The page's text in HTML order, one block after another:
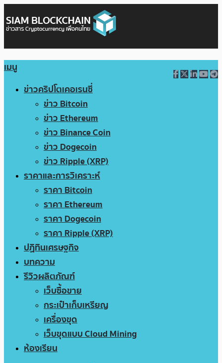
เมนู
ข่าวคริปโตเคอเรนซี่
ข่าว Bitcoin
ข่าว Ethereum
ข่าว Binance Coin
ข่าว Dogecoin
ข่าว Ripple (XRP)
ราคาและการวิเคราะห์
ราคา Bitcoin
ราคา Ethereum
ราคา Dogecoin
ราคา Ripple (XRP)
ปฏิทินเศรษฐกิจ
บทความ
รีวิวผลิตภัณฑ์
เว็บซื้อขาย
กระเป๋าเก็บเหรียญ
เครื่องขุด
เว็บขุดแบบ Cloud Mining
ห้องเรียน